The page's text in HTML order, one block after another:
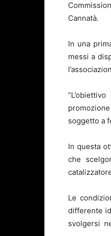
Cannatà.
In una
messi a
soggetto a
In questa
che
Le
differente
svolgersi